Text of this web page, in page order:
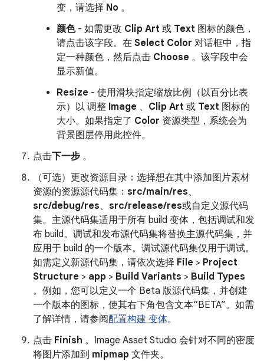
变，请选择 No 。
颜色- 如需更改 Clip Art 或 Text 图标的颜色，
请点击该字段。在 Select Color 对话框中，指
定一种颜色，然后点击 Choose 。该字段中会
显示新值。
Resize - 使用滑块指定缩放比例（以百分比表
示）以 调整 Image 、 Clip Art 或 Text 图标的
大小。如果指定了 Color 资源类型，系统会为
背景图层停用此控件。
点击下一步 。
（可选）更改资源目录：选择想在其中添加图片素材
资源的资源源代码集： src/main/res、
src/debug/res、 src/release/res或自定义源代码
集。主源代码集适用于所有 build 变体，包括调试和发
布 build。调试和发布源代码集将替换主源代码集，并
应用于 build 的一个版本。调试源代码集仅用于调试。
如需定义新源代码集，请依次选择 File > Project
Structure > app > Build Variants > Build Types
。例如，您可以定义一个 Beta 版源代码集，并创建
一个版本的图标，使其右下角包含文本“BETA”。如需
了解详情，请参阅配置构建 变体。
点击 Finish 。Image Asset Studio 会针对不同的密度
将图片添加到 mipmap 文件夹。